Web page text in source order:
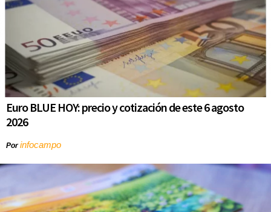
Euro BLUE HOY: precio y cotización de este 6 agosto
2026
Porinfocampo